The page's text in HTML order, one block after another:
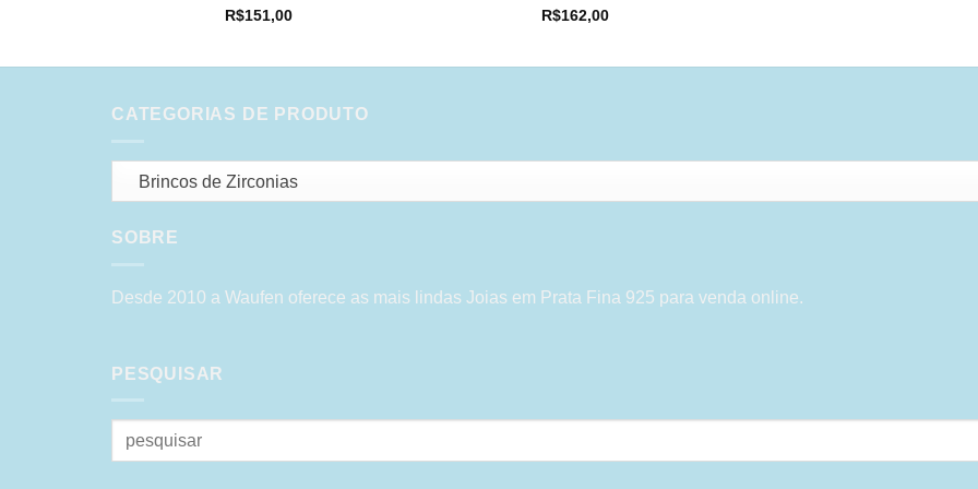
R$151,00
R$162,00
CATEGORIAS DE PRODUTO
Brincos de Zirconias
SOBRE
Desde 2010 a Waufen oferece as mais lindas Joias em Prata Fina 925 para venda online.
PESQUISAR
Pesquisar
por: